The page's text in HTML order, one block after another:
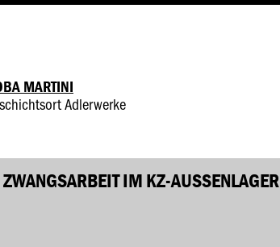
MARTINI
Adlerwerke
IM KZ-AUSSENLAGER ‘